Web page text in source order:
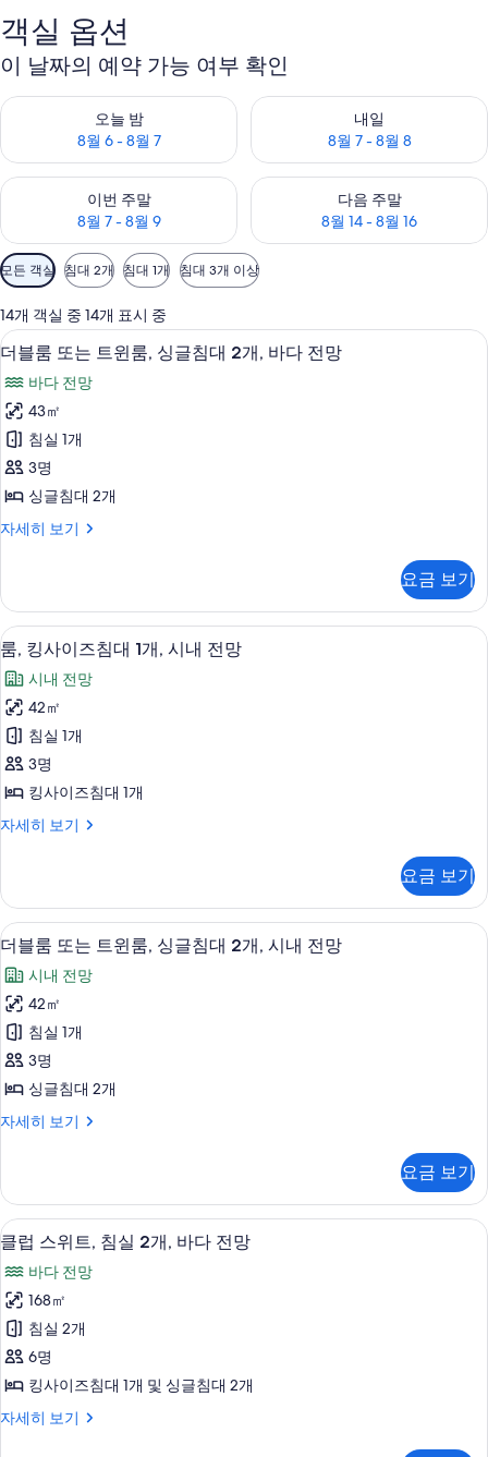
객실 옵션
이 날짜의 예약 가능 여부 확인
오늘 밤
8월 6 - 8월 7
오늘 밤 예약 가능 여부 확인, 8월 6 - 8월 7
내일
8월 7 - 8월 8
내일 예약 가능 여부 확인, 8월
이번 주말
8월 7 - 8월 9
이번 주말 예약 가능 여부 확인, 8월 7 - 8월 9
다음 주말
8월 14 - 8월 16
다음 주말 예약 가능 여부 확인,
객
실
에
사
용
가
능
한
필
터
모든 객실 침대 2개 침대 1개 침대 3개 이상
14개 객실 중 14개 표시 중
더
블
룸
또
는
트
룸,
글
침
대
2
개,
바
다
전
망
모
두
보
기
7
더블룸 또는 트윈룸, 싱글침대 2개, 바다 전망
바다 전망
43㎡
침실 1개
3명
싱글침대 2개
자세히 보기
더
는
트
윈
룸,
싱
글
침
대
2
개,
바
다
세
히
보
기
요금 보기
룸,
킹
사
이
즈
침
1
시
내
전
망
사
진
모
두
보
고급 침구, 오리/거위털 이불, 필로우
8
룸, 킹사이즈침대 1개, 시내 전망
시내 전망
42㎡
침실 1개
3명
킹사이즈침대 1개
자세히 보기
룸,
즈
침
대
개,
시
내
전
망
자
세
히
요금 보기
더
블
룸
또
는
트
룸,
글
침
대
2
개,
시
내
전
망
고급 침구, 오리/거위털 이불, 필로우
9
더블룸 또는 트윈룸, 싱글침대 2개, 시내 전망
시내 전망
42㎡
침실 1개
3명
싱글침대 2개
자세히 보기
더
는
트
윈
싱
글
침
대
2
개,
시
내
요금 보기
클
스
위
트,
침
2
고급 침구, 오리/거위털 이불, 필로우
12
클럽 스위트, 침실 2개, 바다 전망
바다 전망
168㎡
침실 2개
6명
킹사이즈침대 1개 및 싱글침대 2개
자세히 보기
클